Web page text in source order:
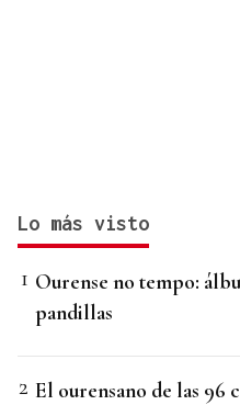
Lo más visto
Ourense no tempo:
pandillas
El ourensano de las 96